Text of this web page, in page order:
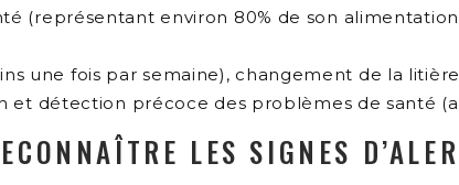
(représentant environ 80% de son
une fois par semaine), changement de la
et détection précoce des problèmes de santé
LES SIGNES